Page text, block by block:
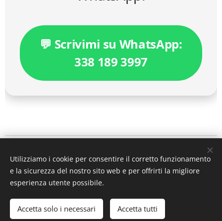
💬 Scrivimi su WhatsApp:
338 189 3997
a cura dell'avv. MicheleAlfredo Chiariello
maililperiscopiodeldiritto@gmail.com
PER CONTATTI
Utilizziamo i cookie per consentire il corretto funzionamento
e la sicurezza del nostro sito web e per offrirti la migliore
esperienza utente possibile.
Accetta solo i necessari Accetta tutti